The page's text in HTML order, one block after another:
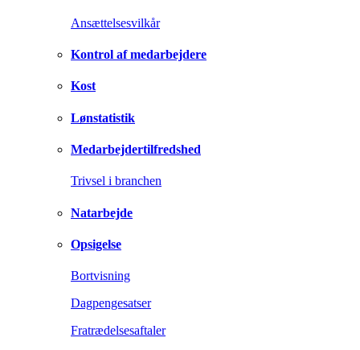
Ansættelsesvilkår
Kontrol af medarbejdere
Kost
Lønstatistik
Medarbejdertilfredshed
Trivsel i branchen
Natarbejde
Opsigelse
Bortvisning
Dagpengesatser
Fratrædelsesaftaler